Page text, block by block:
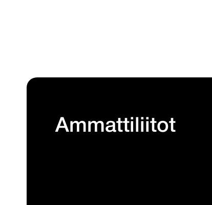
Ammattiliitot